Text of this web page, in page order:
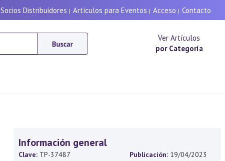
Socios Distribuidores | Artículos para Eventos | Acceso | Contacto
Ver Artículos
por Categoría
Información general
Clave: TP-37487 Publicación: 19/04/2023